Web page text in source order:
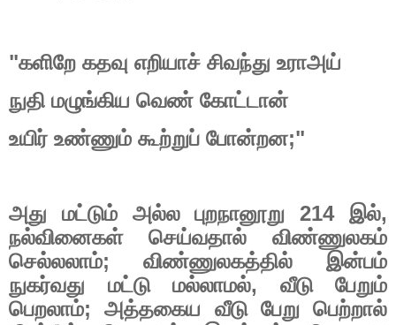
"களிறே கதவு எறியாச் சிவந்து உராஅய்
நுதி மழுங்கிய வெண் கோட்டான்
உயிர் உண்ணும் கூற்றுப் போன்றன;"
அது மட்டும் அல்ல புறநானூறு 214இல்,
நல்வினைகள்
செய்வதால்
விண்ணுலகம்
செல்லலாம்; விண்ணுலகத்தில்
இன்பம்
நுகர்வது
மட்டு மல்லாமல், வீடு
பேறும்
பெறலாம்;அத்தகைய வீடு பேறு பெற்றால்